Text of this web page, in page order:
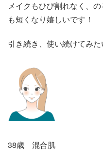
メイクもひび割れなく、
も短くなり嬉しいです！
引き続き、使い続けてみた
38歳 混合肌